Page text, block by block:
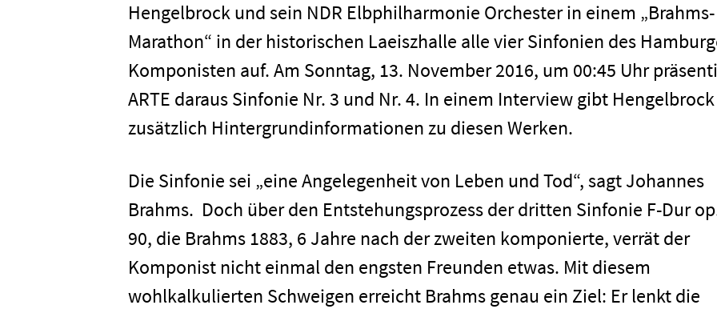
Hengelbrock und sein NDR Elbphilharmonie Orchester in einem „Brahms-
Marathon“ in der historischen Laeiszhalle alle vier Sinfonien des
Komponisten auf. Am Sonntag, 13. November 2016, um 00:45 Uhr
ARTE daraus Sinfonie Nr. 3 und Nr. 4. In einem Interview gibt Hengelbrock
zusätzlich Hintergrundinformationen zu diesen Werken.
Die Sinfonie sei „eine Angelegenheit von Leben und Tod“, sagt Johannes
Brahms. Doch über den Entstehungsprozess der dritten Sinfonie F-Dur
90, die Brahms 1883, 6 Jahre nach der zweiten komponierte, verrät der
Komponist nicht einmal den engsten Freunden etwas. Mit diesem
wohlkalkulierten Schweigen erreicht Brahms genau ein Ziel: Er lenkt die